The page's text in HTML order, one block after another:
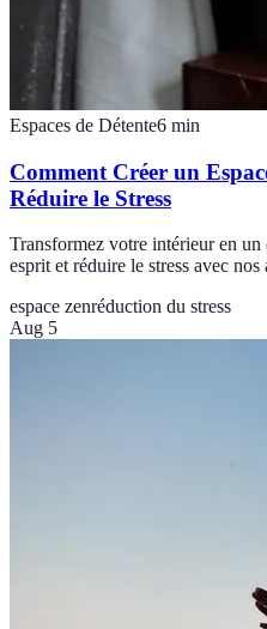
Espaces de Détente6 min
Comment Créer un
Réduire le Stress
Transformez votre intérieur en un
esprit et réduire le stress avec
espace zenréduction du stress
Aug 5